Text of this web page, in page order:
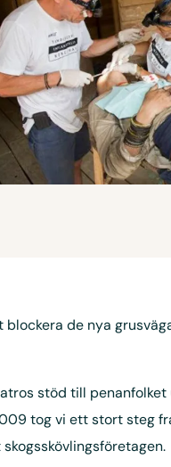
de nya
stöd till
tog vi ett stort steg